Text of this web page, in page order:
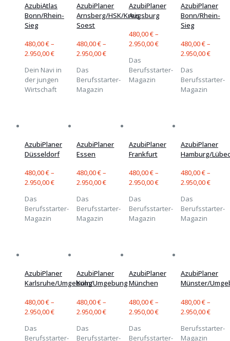
AzubiAtlas
Bonn/Rhein-
Sieg
480,00€–
2.950,00€
Dein Navi in
der jungen
Wirtschaft
AzubiPlaner
Arnsberg/HSK/Kreis
Soest
480,00€–
2.950,00€
Das
Berufsstarter-
Magazin
AzubiPlaner
Augsburg
480,00€–
2.950,00€
Das
Berufsstarter-
Magazin
AzubiPlaner
Bonn/Rhein-
Sieg
480,00€–
2.950,00€
Das
Berufsstarter-
Magazin
AzubiPlaner
Düsseldorf
480,00€–
2.950,00€
Das
Berufsstarter-
Magazin
AzubiPlaner
Essen
480,00€–
2.950,00€
Das
Berufsstarter-
Magazin
AzubiPlaner
Frankfurt
480,00€–
2.950,00€
Das
Berufsstarter-
Magazin
AzubiPlaner
Hamburg/
480,00€–
2.950,00€
Das
Berufsstarter-
Magazin
AzubiPlaner
Karlsruhe/Umgebung
480,00€–
2.950,00€
Das
Berufsstarter-
AzubiPlaner
Köln/Umgebung
480,00€–
2.950,00€
Das
Berufsstarter-
AzubiPlaner
München
480,00€–
2.950,00€
Das
Berufsstarter-
AzubiPlaner
Münster/
480,00€–
2.950,00€
Berufsstarter-
Magazin